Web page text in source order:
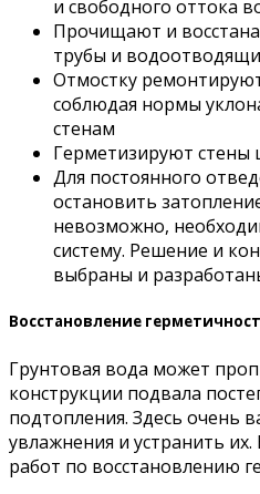
и свободного оттока
Прочищают и
трубы и
Отмостку
соблюдая нормы
стенам
Герметизируют стены
Для постоянного
остановить
невозможно,
систему. Решение и
выбраны и
Восстановление
Грунтовая вода может
конструкции подвала
подтопления. Здесь очень
увлажнения и устранить
работ по восстановлению